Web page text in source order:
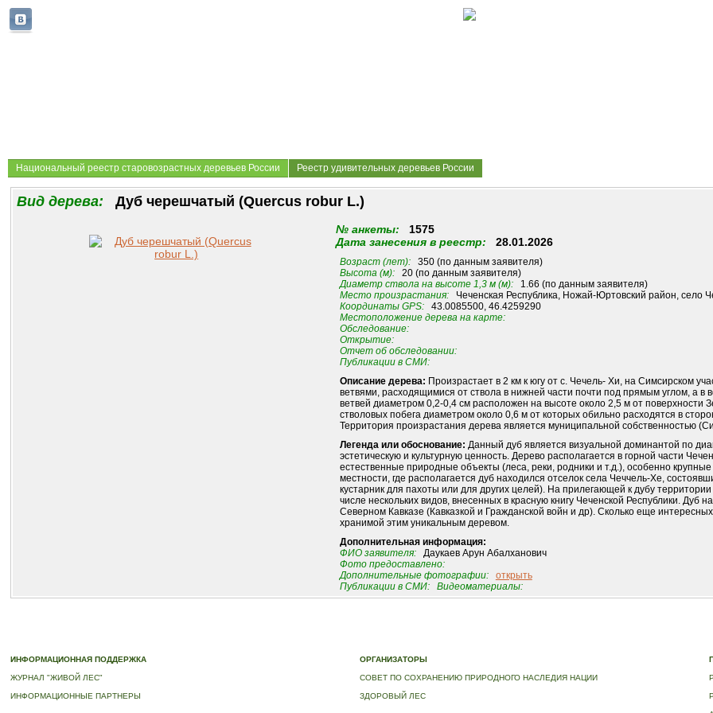
Национальный реестр старовозрастных деревьев России Реестр удивительных деревьев России
Вид дерева: Дуб черешчатый (Quercus robur L.)
№ анкеты: 1575
Дата занесения в реестр: 28.01.2026
Возраст (лет):350 (по данным заявителя)
Высота (м):20 (по данным заявителя)
Диаметр ствола на высоте 1,3 м (м):1.66 (по данным заявителя)
Место произрастания:Чеченская Республика, Ножай-Юртовский район, село
Координаты GPS:43.0085500, 46.4259290
Местоположение дерева на карте:
Обследование:
Открытие:
Отчет об обследовании:
Публикации в СМИ:
Описание дерева: Произрастает в 2 км к югу от с. Чечель- Хи, на Симсирском
ветвями, расходящимися от ствола в нижней части почти под прямым углом, а
ветвей диаметром 0,2-0,4 см расположен на высоте около 2,5 м от поверхности
стволовых побега диаметром около 0,6 м от которых обильно расходятся в
Территория произрастания дерева является муниципальной собственностью
Легенда или обоснование: Данный дуб является визуальной доминантой по
эстетическую и культурную ценность. Дерево располагается в горной части
естественные природные объекты (леса, реки, родники и т.д.), особенно
местности, где располагается дуб находился отселок села Чеччель-Хе,
кустарник для пахоты или для других целей). На прилегающей к дубу
числе нескольких видов, внесенных в красную книгу Чеченской Республики. Дуб
Северном Кавказе (Кавказкой и Гражданской войн и др). Сколько еще
хранимой этим уникальным деревом.
Дополнительная информация:
ФИО заявителя:Даукаев Арун Абалханович
Фото предоставлено:
Дополнительные фотографии:
открыть
Публикации в СМИ:
Видеоматериалы:
ИНФОРМАЦИОННАЯ ПОДДЕРЖКА
ЖУРНАЛ "ЖИВОЙ ЛЕС"
ИНФОРМАЦИОННЫЕ ПАРТНЕРЫ
ОРГАНИЗАТОРЫ
СОВЕТ ПО СОХРАНЕНИЮ ПРИРОДНОГО НАСЛЕДИЯ НАЦИИ
ЗДОРОВЫЙ ЛЕС